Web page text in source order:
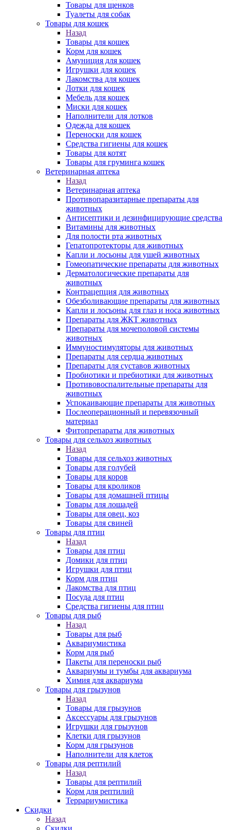
Товары для щенков
Туалеты для собак
Товары для кошек
Назад
Товары для кошек
Корм для кошек
Амуниция для кошек
Игрушки для кошек
Лакомства для кошек
Лотки для кошек
Мебель для кошек
Миски для кошек
Наполнители для лотков
Одежда для кошек
Переноски для кошек
Средства гигиены для кошек
Товары для котят
Товары для груминга кошек
Ветеринарная аптека
Назад
Ветеринарная аптека
Противопаразитарные препараты для
животных
Антисептики и дезинфицирующие средства
Витамины для животных
Для полости рта животных
Гепатопротекторы для животных
Капли и лосьоны для ушей животных
Гомеопатические препараты для животных
Дерматологические препараты для
животных
Контрацепция для животных
Обезболивающие препараты для животных
Капли и лосьоны для глаз и носа животных
Препараты для ЖКТ животных
Препараты для мочеполовой системы
животных
Иммуностимуляторы для животных
Препараты для сердца животных
Препараты для суставов животных
Пробиотики и пребиотики для животных
Противовоспалительные препараты для
животных
Успокаивающие препараты для животных
Послеоперационный и перевязочный
материал
Фитопрепараты для животных
Товары для сельхоз животных
Назад
Товары для сельхоз животных
Товары для голубей
Товары для коров
Товары для кроликов
Товары для домашней птицы
Товары для лошадей
Товары для овец, коз
Товары для свиней
Товары для птиц
Назад
Товары для птиц
Домики для птиц
Игрушки для птиц
Корм для птиц
Лакомства для птиц
Посуда для птиц
Средства гигиены для птиц
Товары для рыб
Назад
Товары для рыб
Аквариумистика
Корм для рыб
Пакеты для переноски рыб
Аквариумы и тумбы для аквариума
Химия для аквариума
Товары для грызунов
Назад
Товары для грызунов
Аксессуары для грызунов
Игрушки для грызунов
Клетки для грызунов
Корм для грызунов
Наполнители для клеток
Товары для рептилий
Назад
Товары для рептилий
Корм для рептилий
Террариумистика
Скидки
Назад
Скидки